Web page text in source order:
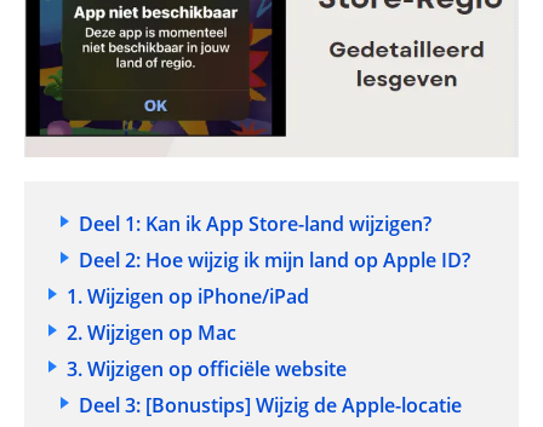
Deel 1: Kan ik App Store-land wijzigen?
Deel 2: Hoe wijzig ik mijn land op Apple ID?
1. Wijzigen op iPhone/iPad
2. Wijzigen op Mac
3. Wijzigen op officiële website
Deel 3: [Bonustips] Wijzig de Apple-locatie